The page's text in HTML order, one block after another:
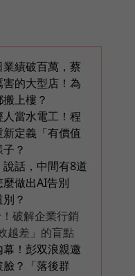
績破百萬，蔡
的大型店！為
上樓？
當水電工！程
定義「有價值
？
話，中間有8道
做出AI告別
？
破解企業行銷
越差」的盲點
！彭双浪親邀
？「落後群